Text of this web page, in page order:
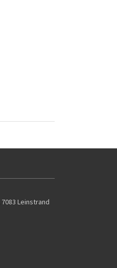
7083 Leinstrand